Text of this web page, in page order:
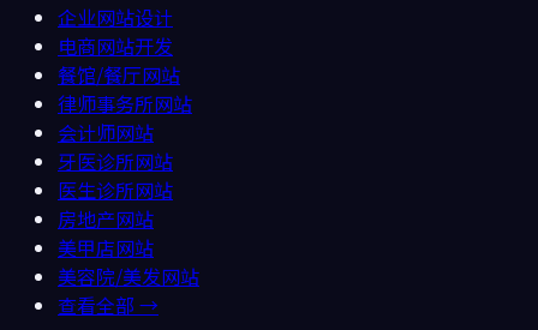
企业网站设计
电商网站开发
餐馆/餐厅网站
律师事务所网站
会计师网站
牙医诊所网站
医生诊所网站
房地产网站
美甲店网站
美容院/美发网站
查看全部 →